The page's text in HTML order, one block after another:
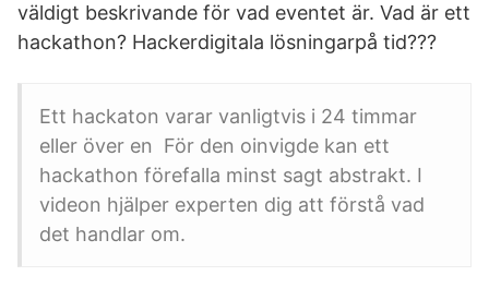
väldigt beskrivande för vad eventet är. Vad är ett
hackathon? Hackerdigitala lösningarpå tid???
Ett hackaton varar vanligtvis i 24 timmar
eller över en För den oinvigde kan ett
hackathon förefalla minst sagt abstrakt. I
videon hjälper experten dig att förstå vad
det handlar om.